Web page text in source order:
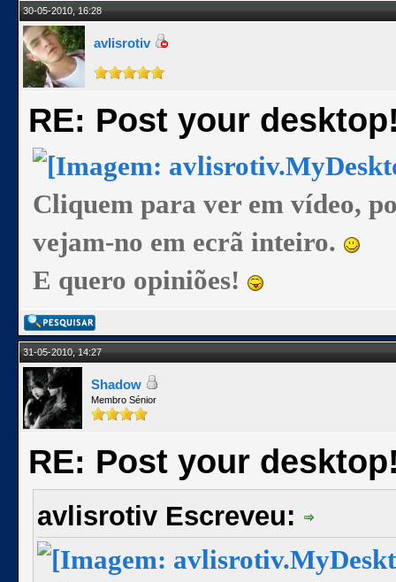
30-05-2010, 16:28
avlisrotiv
RE: Post your
Cliquem para ver em vídeo,
vejam-no em ecrã inteiro.
E quero opiniões!
31-05-2010, 14:27
Shadow
Membro Sénior
RE: Post your
avlisrotiv Escreveu: